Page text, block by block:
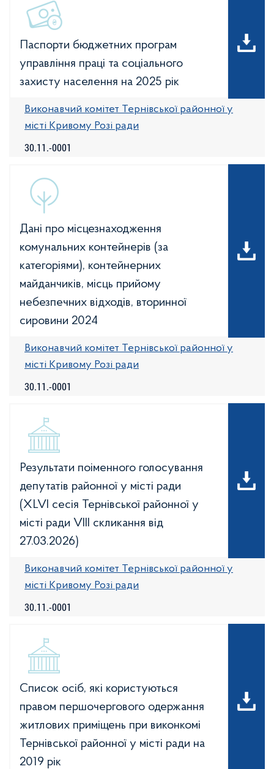
Паспорти бюджетних програм
управління праці та соціального
захисту населення на 2025 рік
30.11.-0001
Виконавчий комітет Тернівської районної у
місті Кривому Розі ради
Дані про місцезнаходження
комунальних контейнерів (за
категоріями), контейнерних
майданчиків, місць прийому
небезпечних відходів, вторинної
сировини 2024
30.11.-0001
Виконавчий комітет Тернівської районної у
місті Кривому Розі ради
Результати поіменного голосування
депутатів районної у місті ради
(XLVІ сесія Тернівської районної у
місті ради VIIІ скликання від
27.03.2026)
30.11.-0001
Виконавчий комітет Тернівської районної у
місті Кривому Розі ради
Список осіб, які користуються
правом першочергового одержання
житлових приміщень при виконкомі
Тернівської районної у місті ради на
2019 рік